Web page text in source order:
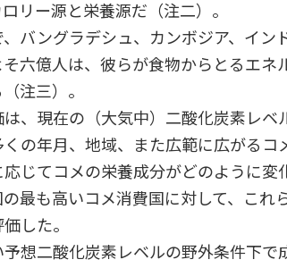
リー源と栄養源だ（注二）。
バングラデシュ、カンボジア、イン
そ六億人は、彼らが食物からとるエ
注三）。
、現在の（大気中）二酸化炭素レベ
の年月、地域、また広範に広がるコ
じてコメの栄養成分がどのように変
最も高いコメ消費国に対して、これ
した。
想二酸化炭素レベルの野外条件下で